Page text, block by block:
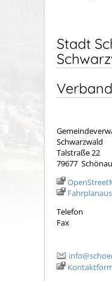
Stadt
Schwarzwald
Talstraße 22
79677
Telefon
Fax